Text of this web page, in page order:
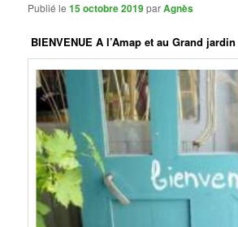
Publié le15 octobre 2019parAgnès
BIENVENUE A l’Amap et au Grand jardin